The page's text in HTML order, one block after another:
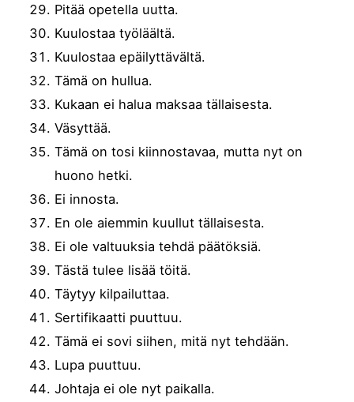
Pitää opetella uutta.
Kuulostaa työläältä.
Kuulostaa epäilyttävältä.
Tämä on hullua.
Kukaan ei halua maksaa tällaisesta.
Väsyttää.
Tämä on tosi kiinnostavaa, mutta nyt on
huono hetki.
Ei innosta.
En ole aiemmin kuullut tällaisesta.
Ei ole valtuuksia tehdä päätöksiä.
Tästä tulee lisää töitä.
Täytyy kilpailuttaa.
Sertifikaatti puuttuu.
Tämä ei sovi siihen, mitä nyt tehdään.
Lupa puuttuu.
Johtaja ei ole nyt paikalla.